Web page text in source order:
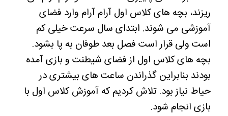
ریزند، بچه های کلاس اول آرام آرام وارد فضای
آموزشی می شوند. ابتدای سال سرعت خیلی کم
است ولی قرار است فصل بعد طوفان به پا بشود.
بچه های کلاس اول از فضای شیطنت و بازی آمده
بودند بنابراین گذراندن ساعت های بیشتری در
حیاط نیاز بود. تلاش کردیم که آموزش کلاس اول با
بازی انجام شود.